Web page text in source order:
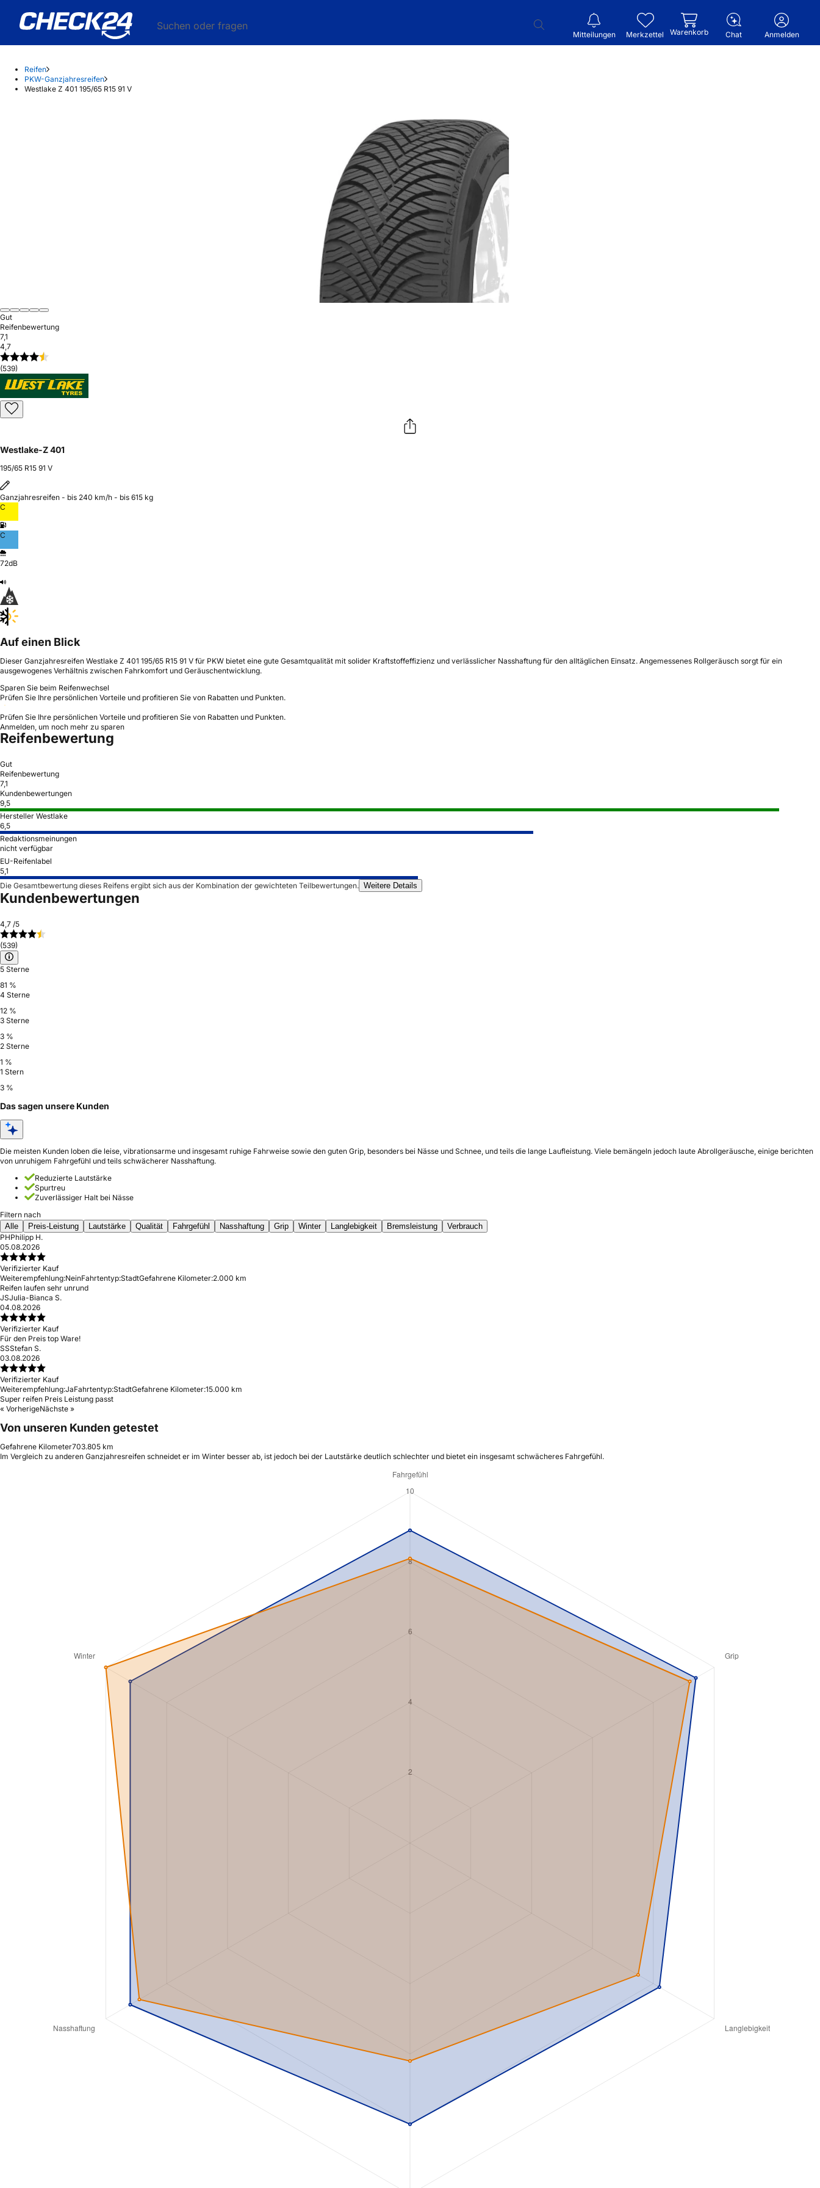
Suchen oder fragen
Mitteilungen Merkzettel Warenkorb Chat Anmelden
Reifen
PKW-Ganzjahresreifen
Westlake Z 401 195/65 R15 91 V
Gut
Reifenbewertung
7,1
4,7
(539)
Westlake-Z 401
195/65 R15 91 V
Ganzjahresreifen - bis 240 km/h - bis 615 kg
C
C
72dB
Auf einen Blick
Dieser Ganzjahresreifen Westlake Z 401 195/65 R15 91 V für PKW bietet eine gute Gesamtqualität mit solider Kraftstoffeffizienz und verlässlicher Nasshaftung für den alltäglichen Einsatz. Angemessenes Rollgeräusch sorgt für ein
ausgewogenes Verhältnis zwischen Fahrkomfort und Geräuschentwicklung.
Sparen Sie beim Reifenwechsel
Prüfen Sie Ihre persönlichen Vorteile und profitieren Sie von Rabatten und Punkten.
Prüfen Sie Ihre persönlichen Vorteile und profitieren Sie von Rabatten und Punkten.
Anmelden, um noch mehr zu sparen
Reifenbewertung
Gut
Reifenbewertung
7,1
Kundenbewertungen
9,5
Hersteller Westlake
6,5
Redaktionsmeinungen
nicht verfügbar
EU-Reifenlabel
5,1
Die Gesamtbewertung dieses Reifens ergibt sich aus der Kombination der gewichteten Teilbewertungen. Weitere Details
Kundenbewertungen
4,7 /5
(539)
5 Sterne
81 %
4 Sterne
12 %
3 Sterne
3 %
2 Sterne
1 %
1 Stern
3 %
Das sagen unsere Kunden
Die meisten Kunden loben die leise, vibrationsarme und insgesamt ruhige Fahrweise sowie den guten Grip, besonders bei Nässe und Schnee, und teils die lange Laufleistung. Viele bemängeln jedoch laute Abrollgeräusche, einige berichten
von unruhigem Fahrgefühl und teils schwächerer Nasshaftung.
Reduzierte Lautstärke
Spurtreu
Zuverlässiger Halt bei Nässe
Filtern nach
Alle
Preis-Leistung Lautstärke Qualität Fahrgefühl Nasshaftung Grip Winter Langlebigkeit Bremsleistung
Verbrauch
PHPhilipp H.
05.08.2026
Verifizierter Kauf
Weiterempfehlung:NeinFahrtentyp:StadtGefahrene Kilometer:2.000 km
Reifen laufen sehr unrund
JSJulia-Bianca S.
04.08.2026
Verifizierter Kauf
Für den Preis top Ware!
SSStefan S.
03.08.2026
Verifizierter Kauf
Weiterempfehlung:JaFahrtentyp:StadtGefahrene Kilometer:15.000 km
Super reifen Preis Leistung passt
« VorherigeNächste »
Von unseren Kunden getestet
Gefahrene Kilometer703.805 km
Im Vergleich zu anderen Ganzjahresreifen schneidet er im Winter besser ab, ist jedoch bei der Lautstärke deutlich schlechter und bietet ein insgesamt schwächeres Fahrgefühl.